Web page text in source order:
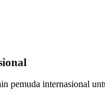
pemuda internasional